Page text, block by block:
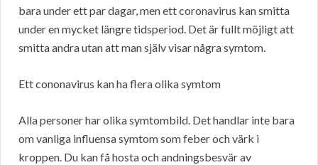
bara under ett par dagar, men ett coronavirus kan smitta
under en mycket längre tidsperiod. Det är fullt möjligt att
smitta andra utan att man själv visar några symtom.
Ett cononavirus kan ha flera olika symtom
Alla personer har olika symtombild. Det handlar inte bara
om vanliga influensa symtom som feber och värk i
kroppen. Du kan få hosta och andningsbesvär av